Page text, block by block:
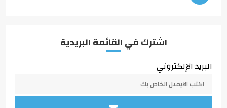
اشترك في القائمة البريدية
البريد الإلكتروني